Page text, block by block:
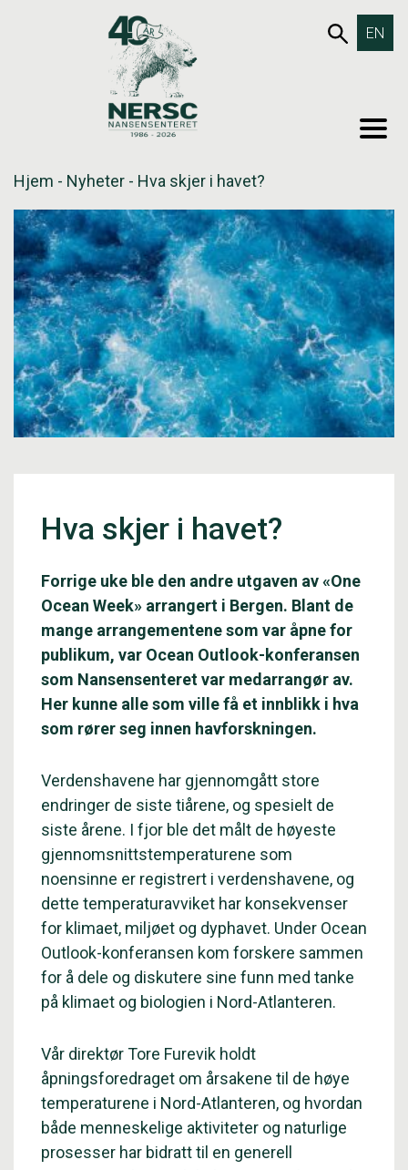
653SØK
EN
Hjem - Nyheter - Hva skjer i havet?
Hva skjer i havet?
Forrige uke ble den andre utgaven av «One
Ocean Week» arrangert i Bergen. Blant de
mange arrangementene som var åpne for
publikum, var Ocean Outlook-konferansen
som Nansensenteret var medarrangør av.
Her kunne alle som ville få et innblikk i hva
som rører seg innen havforskningen.
Verdenshavene har gjennomgått store
endringer de siste tiårene, og spesielt de
siste årene. I fjor ble det målt de høyeste
gjennomsnittstemperaturene som
noensinne er registrert i verdenshavene, og
dette temperaturavviket har konsekvenser
for klimaet, miljøet og dyphavet. Under Ocean
Outlook-konferansen kom forskere sammen
for å dele og diskutere sine funn med tanke
på klimaet og biologien i Nord-Atlanteren.
Vår direktør Tore Furevik holdt
åpningsforedraget om årsakene til de høye
temperaturene i Nord-Atlanteren, og hvordan
både menneskelige aktiviteter og naturlige
prosesser har bidratt til en generell